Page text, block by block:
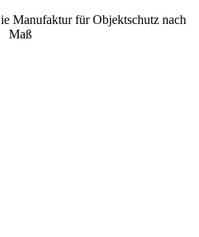
Manufaktur für Objektschutz nach
Maß